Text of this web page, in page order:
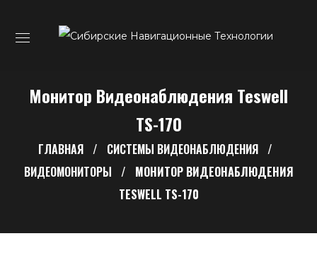
Монитор Видеонаблюдения Teswell
TS-170
ГЛАВНАЯ
СИСТЕМЫ ВИДЕОНАБЛЮДЕНИЯ
ВИДЕОМОНИТОРЫ
МОНИТОР ВИДЕОНАБЛЮДЕНИЯ
TESWELL TS-170